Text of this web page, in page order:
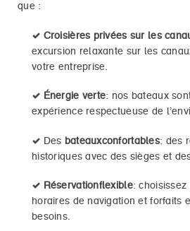
que :
✓ Croisières privées sur les
excursion relaxante sur les
votre entreprise.
✓ Énergie verte: nos bateaux
expérience respectueuse de
✓ Des bateauxconfortables: des
historiques avec des sièges et
✓ Réservationflexible: choisissez
horaires de navigation et forfaits
besoins.